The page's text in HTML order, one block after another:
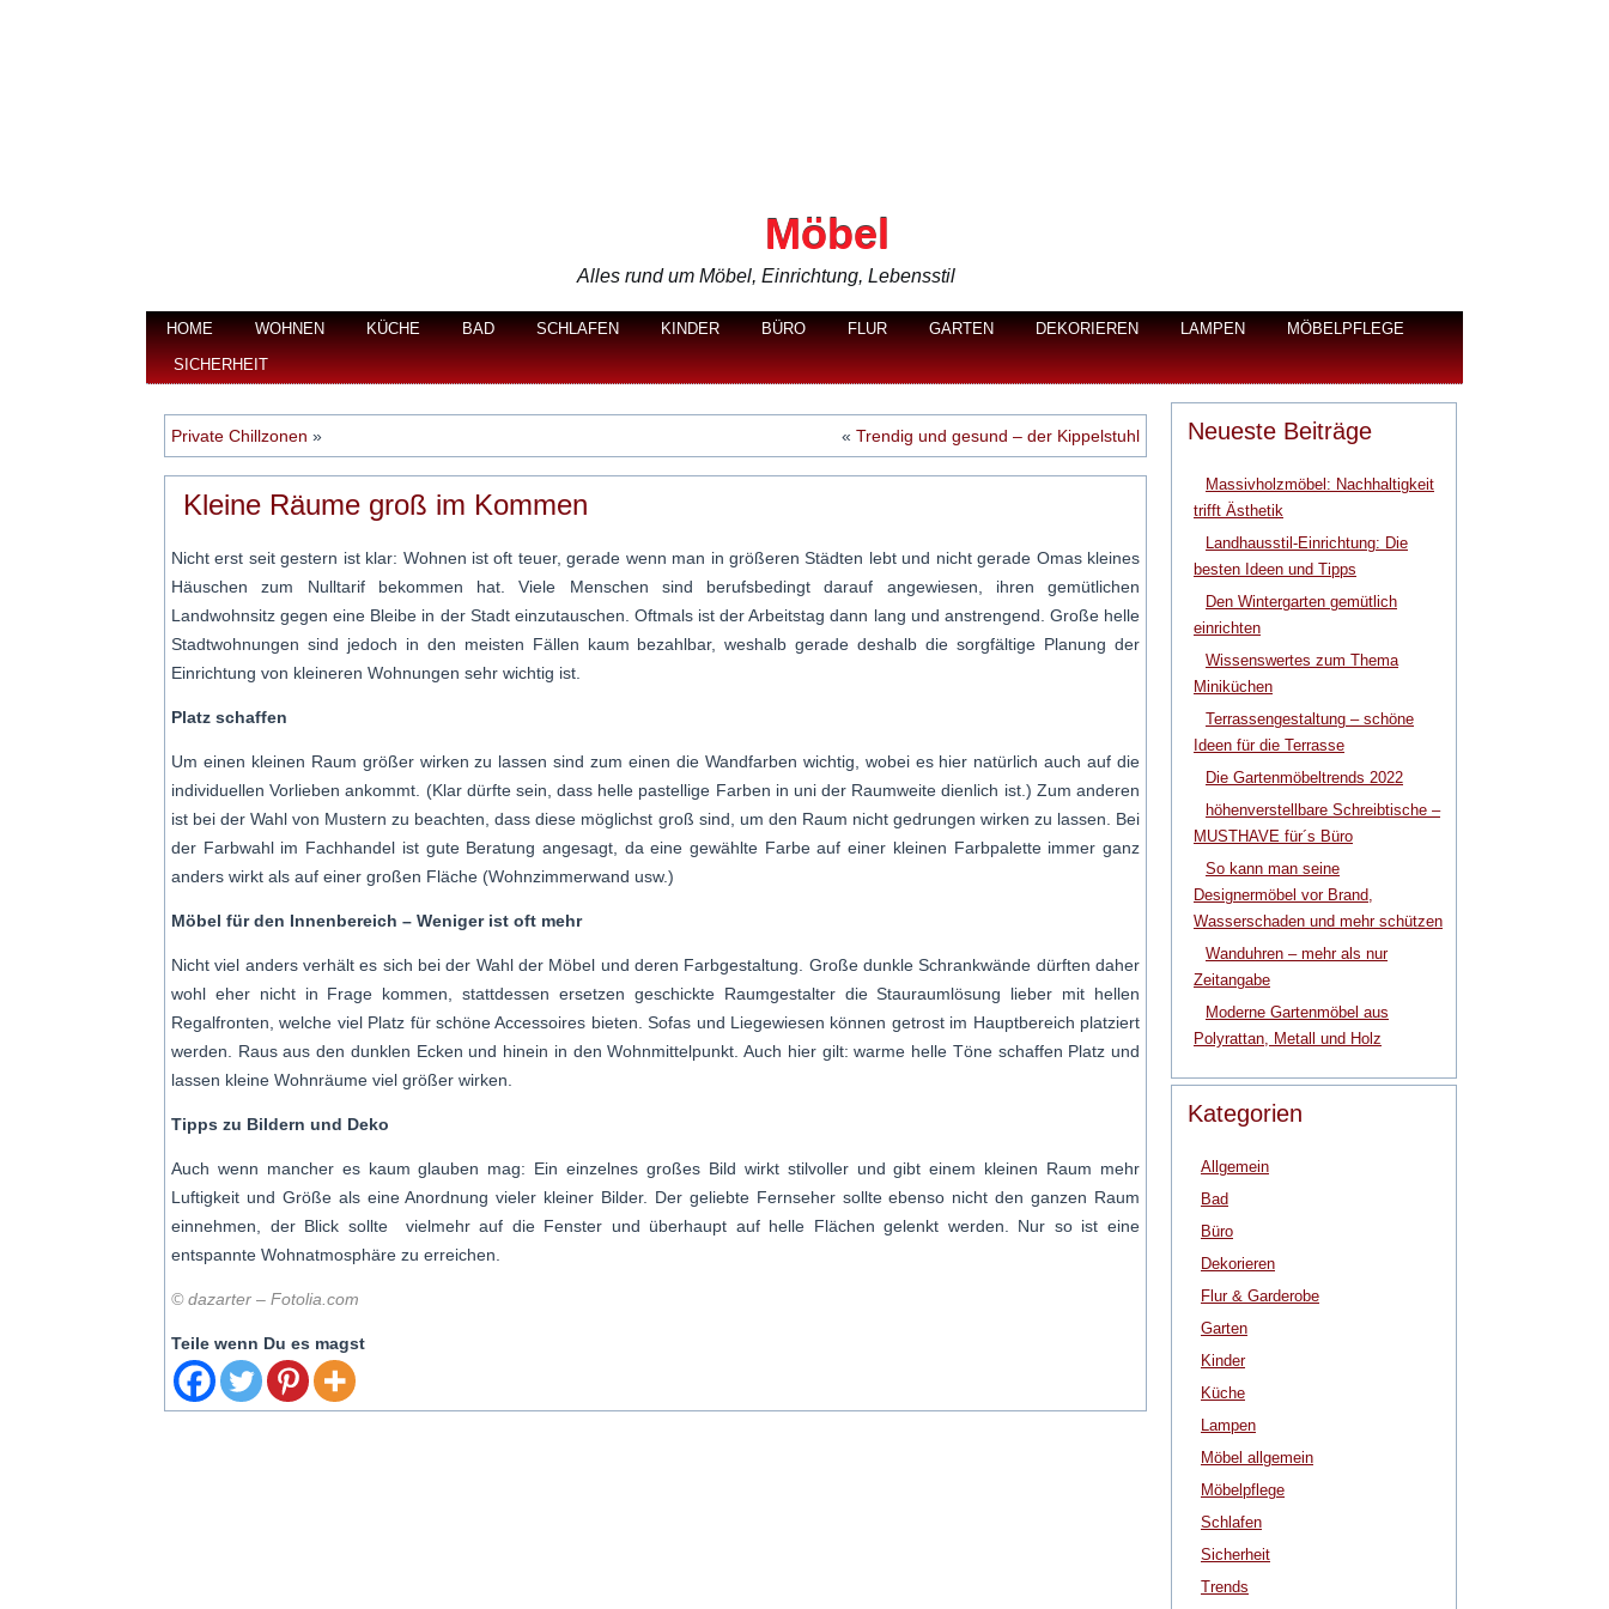
Möbel
Alles rund um Möbel, Einrichtung, Lebensstil
HOME WOHNEN KÜCHE BAD SCHLAFEN KINDER BÜRO FLUR GARTEN DEKORIEREN LAMPEN
MÖBELPFLEGE
SICHERHEIT
Private Chillzonen » « Trendig und gesund – der Kippelstuhl
Kleine Räume groß im Kommen
Nicht erst seit gestern ist klar: Wohnen ist oft teuer, gerade wenn man in größeren Städten lebt und nicht gerade Omas kleines
Häuschen zum Nulltarif bekommen hat. Viele Menschen sind berufsbedingt darauf angewiesen, ihren gemütlichen
Landwohnsitz gegen eine Bleibe in der Stadt einzutauschen. Oftmals ist der Arbeitstag dann lang und anstrengend. Große helle
Stadtwohnungen sind jedoch in den meisten Fällen kaum bezahlbar, weshalb gerade deshalb die sorgfältige Planung der
Einrichtung von kleineren Wohnungen sehr wichtig ist.
Platz schaffen
Um einen kleinen Raum größer wirken zu lassen sind zum einen die Wandfarben wichtig, wobei es hier natürlich auch auf die
individuellen Vorlieben ankommt. (Klar dürfte sein, dass helle pastellige Farben in uni der Raumweite dienlich ist.) Zum anderen
ist bei der Wahl von Mustern zu beachten, dass diese möglichst groß sind, um den Raum nicht gedrungen wirken zu lassen. Bei
der Farbwahl im Fachhandel ist gute Beratung angesagt, da eine gewählte Farbe auf einer kleinen Farbpalette immer ganz
anders wirkt als auf einer großen Fläche (Wohnzimmerwand usw.)
Möbel für den Innenbereich – Weniger ist oft mehr
Nicht viel anders verhält es sich bei der Wahl der Möbel und deren Farbgestaltung. Große dunkle Schrankwände dürften daher
wohl eher nicht in Frage kommen, stattdessen ersetzen geschickte Raumgestalter die Stauraumlösung lieber mit hellen
Regalfronten, welche viel Platz für schöne Accessoires bieten. Sofas und Liegewiesen können getrost im Hauptbereich platziert
werden. Raus aus den dunklen Ecken und hinein in den Wohnmittelpunkt. Auch hier gilt: warme helle Töne schaffen Platz und
lassen kleine Wohnräume viel größer wirken.
Tipps zu Bildern und Deko
Auch wenn mancher es kaum glauben mag: Ein einzelnes großes Bild wirkt stilvoller und gibt einem kleinen Raum mehr
Luftigkeit und Größe als eine Anordnung vieler kleiner Bilder. Der geliebte Fernseher sollte ebenso nicht den ganzen Raum
einnehmen, der Blick sollte vielmehr auf die Fenster und überhaupt auf helle Flächen gelenkt werden. Nur so ist eine
entspannte Wohnatmosphäre zu erreichen.
© dazarter – Fotolia.com
Teile wenn Du es magst
Neueste Beiträge
Massivholzmöbel: Nachhaltigkeit
trifft Ästhetik
Landhausstil-Einrichtung: Die
besten Ideen und Tipps
Den Wintergarten gemütlich
einrichten
Wissenswertes zum Thema
Miniküchen
Terrassengestaltung – schöne
Ideen für die Terrasse
Die Gartenmöbeltrends 2022
höhenverstellbare Schreibtische –
MUSTHAVE für´s Büro
So kann man seine
Designermöbel vor Brand,
Wasserschaden und mehr schützen
Wanduhren – mehr als nur
Zeitangabe
Moderne Gartenmöbel aus
Polyrattan, Metall und Holz
Kategorien
Allgemein
Bad
Büro
Dekorieren
Flur & Garderobe
Garten
Kinder
Küche
Lampen
Möbel allgemein
Möbelpflege
Schlafen
Sicherheit
Trends